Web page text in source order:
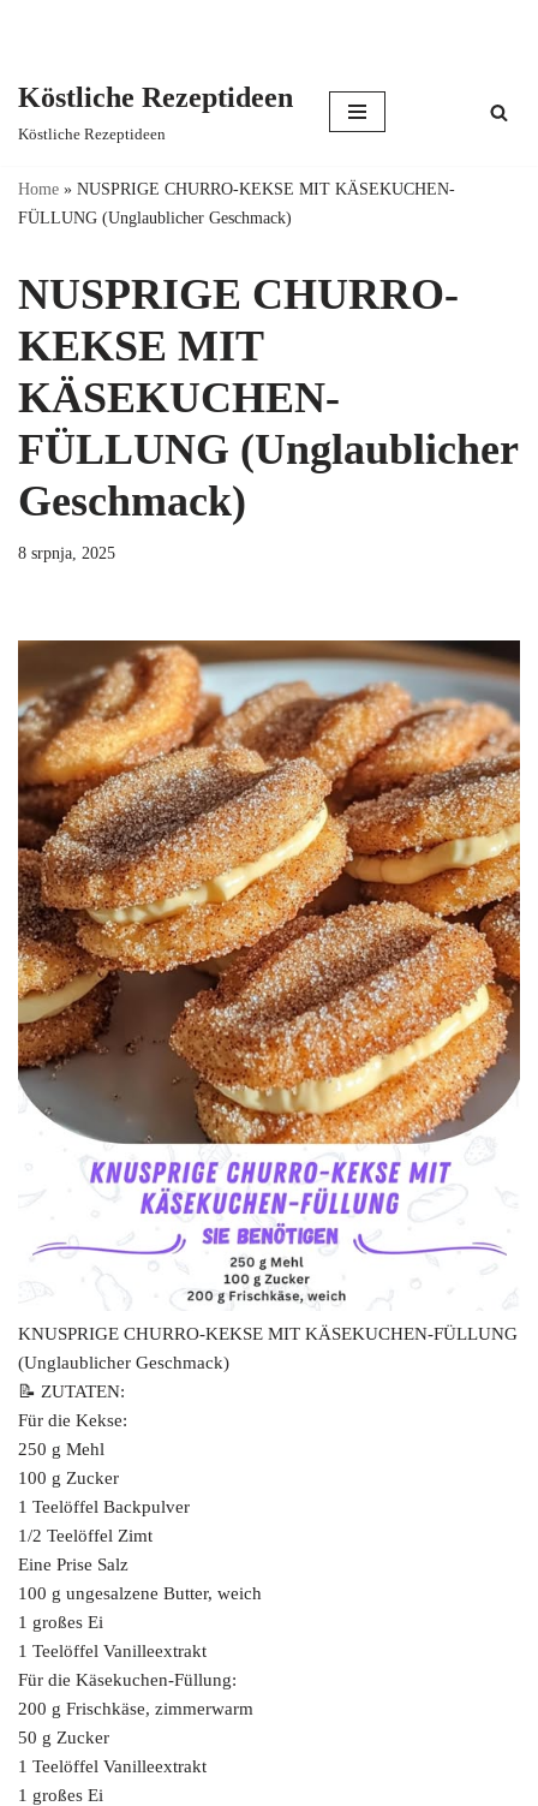
content
Köstliche Rezeptideen
Köstliche Rezeptideen
Home » NUSPRIGE CHURRO-KEKSE MIT KÄSEKUCHEN-
FÜLLUNG (Unglaublicher Geschmack)
NUSPRIGE CHURRO-
KEKSE MIT
KÄSEKUCHEN-
FÜLLUNG (Unglaublicher
Geschmack)
8 srpnja, 2025
KNUSPRIGE CHURRO-KEKSE MIT KÄSEKUCHEN-FÜLLUNG
(Unglaublicher Geschmack)
📝 ZUTATEN:
Für die Kekse:
250 g Mehl
100 g Zucker
1 Teelöffel Backpulver
1/2 Teelöffel Zimt
Eine Prise Salz
100 g ungesalzene Butter, weich
1 großes Ei
1 Teelöffel Vanilleextrakt
Für die Käsekuchen-Füllung:
200 g Frischkäse, zimmerwarm
50 g Zucker
1 Teelöffel Vanilleextrakt
1 großes Ei